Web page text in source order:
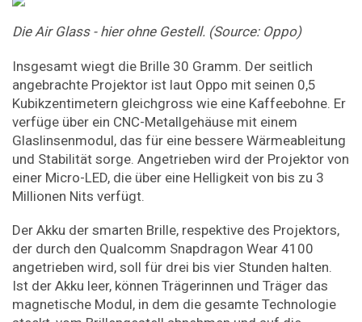
Die Air Glass - hier ohne Gestell. (Source: Oppo)
Insgesamt wiegt die Brille 30 Gramm. Der seitlich
angebrachte Projektor ist laut Oppo mit seinen 0,5
Kubikzentimetern gleichgross wie eine Kaffeebohne. Er
verfüge über ein CNC-Metallgehäuse mit einem
Glaslinsenmodul, das für eine bessere Wärmeableitung
und Stabilität sorge. Angetrieben wird der Projektor von
einer Micro-LED, die über eine Helligkeit von bis zu 3
Millionen Nits verfügt.
Der Akku der smarten Brille, respektive des Projektors,
der durch den Qualcomm Snapdragon Wear 4100
angetrieben wird, soll für drei bis vier Stunden halten.
Ist der Akku leer, können Trägerinnen und Träger das
magnetische Modul, in dem die gesamte Technologie